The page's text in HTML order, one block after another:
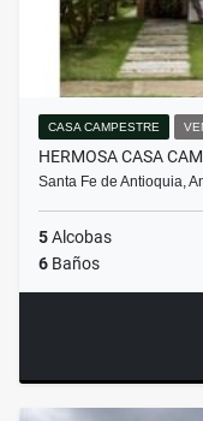
CASA CAMPESTRE
HERMOSA CASA
Santa Fe de Antioquia,
5Alcobas
6 Baños